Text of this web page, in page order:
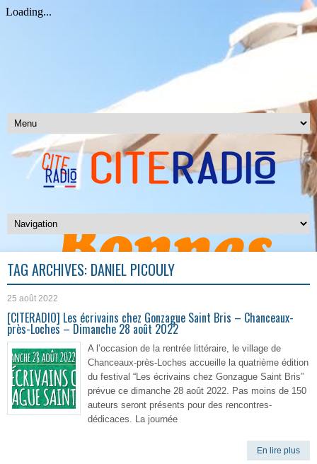
TAG ARCHIVES: DANIEL PICOULY
25 août 2022
[CITERADIO] Les écrivains chez Gonzague Saint Bris – Chanceaux-
près-Loches – Dimanche 28 août 2022
A l’occasion de la rentrée littéraire, le village de
Chanceaux-près-Loches accueille la quatrième édition
du festival “Les écrivains chez Gonzague Saint Bris”
prévue ce dimanche 28 août 2022. Pas moins de 150
auteurs seront présents pour des rencontres-
dédicaces. La journée
En lire plus